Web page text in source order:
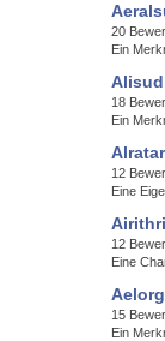
20
Ein
18
Ein
Alratar
12
Eine
12
Eine
15
Ein